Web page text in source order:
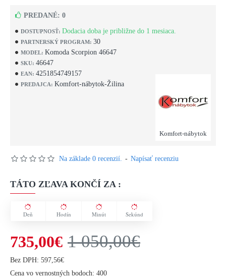
DOSTUPNOSŤ: Dodacia doba je približne do 1 mesiaca.
PARTNERSKÝ PROGRAM: 30
MODEL: Komoda Scorpion 46647
SKU: 46647
EAN: 4251854749157
PREDAJCA: Komfort-nábytok-Žilina
Komfort-nábytok
PREDANÉ: 0
Na základe 0 recenzií. - Napísať recenziu
TÁTO ZĽAVA KONČÍ ZA :
Deň Hodín Minút Sekúnd
735,00€ 1 050,00€
Bez DPH: 597,56€
Cena vo vernostných bodoch: 400